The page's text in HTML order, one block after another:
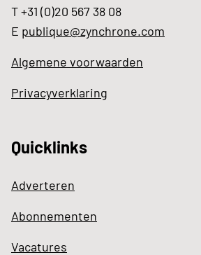
T +31 (0)20 567 38 08
E publique@zynchrone.com
Algemene voorwaarden
Privacyverklaring
Quicklinks
Adverteren
Abonnementen
Vacatures